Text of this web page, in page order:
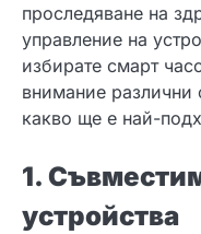
проследяване на
управление на
избирате смарт
внимание различни
какво ще е най-
1.
устройства